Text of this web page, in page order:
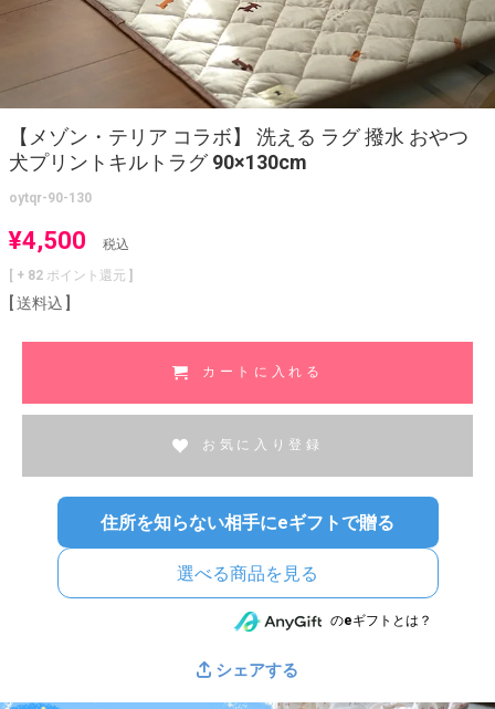
【メゾン・テリア コラボ】 洗える ラグ 撥水 おやつ
犬プリントキルトラグ 90×130cm
oytqr-90-130
¥4,500
税込
[ + 82 ポイント還元 ]
送料込
カートに入れる
お気に入り登録
住所を知らない相手にeギフトで贈る
選べる商品を見る
のeギフトとは？
シェアする